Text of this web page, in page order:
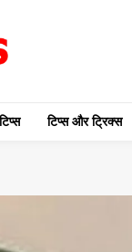
टिप्स और ट्रिक्स